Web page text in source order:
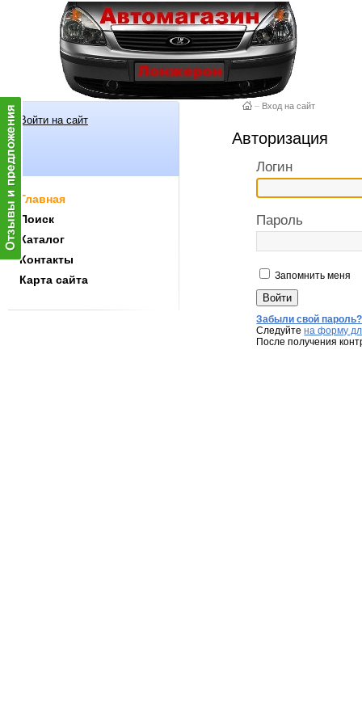
Войти на сайт
Главная
Поиск
Каталог
Контакты
Карта сайта
– Вход на сайт
Авторизация
Логин
Пароль
Запомнить меня
Забыли свой пароль?
Следуйтена форму
После получения